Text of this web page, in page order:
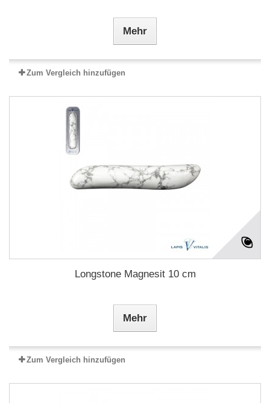
Mehr
Zum Vergleich hinzufügen
Longstone Magnesit 10 cm
Mehr
Zum Vergleich hinzufügen